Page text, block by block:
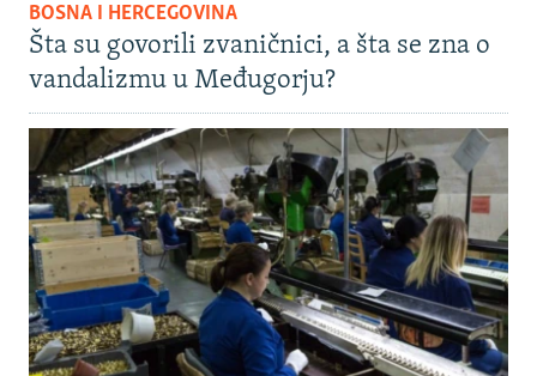
BOSNA I HERCEGOVINA
Šta su govorili zvaničnici, a šta se zna o
vandalizmu u Međugorju?